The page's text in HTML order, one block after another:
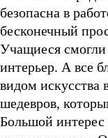
безопасна в
бесконечный
Учащиеся смогли
интерьер. А все
видом искусства
шедевров,
Большой интерес